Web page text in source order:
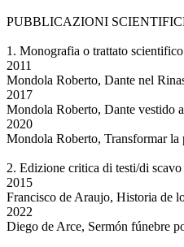
PUBBLICAZIONI
1. Monografia o trattato scientifico
2011
Mondola Roberto, Dante nel
2017
Mondola Roberto, Dante vestido
2020
Mondola Roberto, Transformar
2. Edizione critica di testi/di scavo
2015
Francisco de Araujo, Historia de
2022
Diego de Arce, Sermón fúnebre